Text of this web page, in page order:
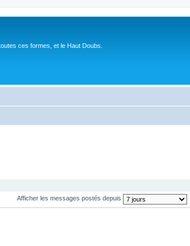
ces formes, et le Haut Doubs.
Afficher les messages postés depuis